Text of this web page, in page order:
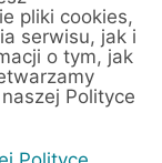
trasę
pliki cookies,
serwisu, jak i
o tym, jak
Polityce